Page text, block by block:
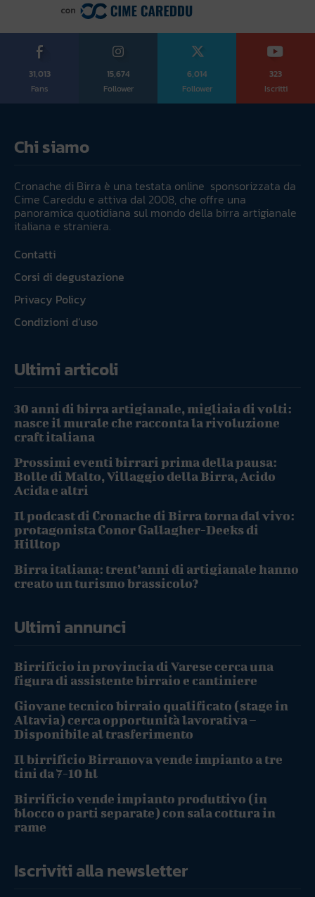
31,013
Fans
15,674
Follower
6,014
Follower
323
Iscritti
Chi siamo
Cronache di Birra è una testata online sponsorizzata da
Cime Careddu e attiva dal 2008, che offre una
panoramica quotidiana sul mondo della birra artigianale
italiana e straniera.
Contatti
Corsi di degustazione
Privacy Policy
Condizioni d’uso
Ultimi articoli
30 anni di birra artigianale, migliaia di volti:
nasce il murale che racconta la rivoluzione
craft italiana
Prossimi eventi birrari prima della pausa:
Bolle di Malto, Villaggio della Birra, Acido
Acida e altri
Il podcast di Cronache di Birra torna dal vivo:
protagonista Conor Gallagher-Deeks di
Hilltop
Birra italiana: trent’anni di artigianale hanno
creato un turismo brassicolo?
Ultimi annunci
Birrificio in provincia di Varese cerca una
figura di assistente birraio e cantiniere
Giovane tecnico birraio qualificato (stage in
Altavia) cerca opportunità lavorativa –
Disponibile al trasferimento
Il birrificio Birranova vende impianto a tre
tini da 7-10 hl
Birrificio vende impianto produttivo (in
blocco o parti separate) con sala cottura in
rame
Iscriviti alla newsletter